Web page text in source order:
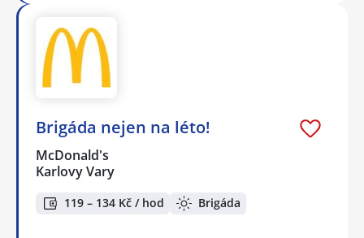
Brigáda nejen na léto!
McDonald's
Karlovy Vary
119 – 134 Kč / hod Brigáda